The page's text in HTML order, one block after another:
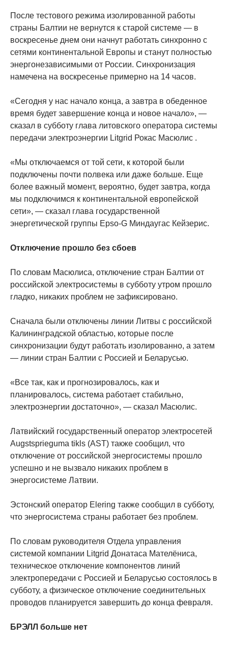
После тестового режима изолированной работы
страны Балтии не вернутся к старой системе — в
воскресенье днем ​​они начнут работать синхронно с
сетями континентальной Европы и станут полностью
энергонезависимыми от России. Синхронизация
намечена на воскресенье примерно на 14 часов.
«Сегодня у нас начало конца, а завтра в обеденное
время будет завершение конца и новое начало», —
сказал в субботу глава литовского оператора системы
передачи электроэнергии Litgrid Рокас Масюлис .
«Мы отключаемся от той сети, к которой были
подключены почти полвека или даже больше. Еще
более важный момент, вероятно, будет завтра, когда
мы подключимся к континентальной европейской
сети», — сказал глава государственной
энергетической группы Epso-G Миндаугас Кейзерис.
Отключение прошло без сбоев
По словам Масюлиса, отключение стран Балтии от
российской электросистемы в субботу утром прошло
гладко, никаких проблем не зафиксировано.
Сначала были отключены линии Литвы с российской
Калининградской областью, которые после
синхронизации будут работать изолированно, а затем
— линии стран Балтии с Россией и Беларусью.
«Все так, как и прогнозировалось, как и
планировалось, система работает стабильно,
электроэнергии достаточно», — сказал Масюлис.
Латвийский государственный оператор электросетей
Augstsprieguma tikls (AST) также сообщил, что
отключение от российской энергосистемы прошло
успешно и не вызвало никаких проблем в
энергосистеме Латвии.
Эстонский оператор Elering также сообщил в субботу,
что энергосистема страны работает без проблем.
По словам руководителя Отдела управления
системой компании Litgrid Донатаса Мателёниса,
техническое отключение компонентов линий
электропередачи с Россией и Беларусью состоялось в
субботу, а физическое отключение соединительных
проводов планируется завершить до конца февраля.
БРЭЛЛ больше нет